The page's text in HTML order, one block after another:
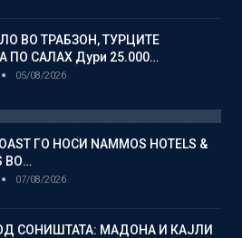
ВО ТРАБЗОН, ТУРЦИТЕ
ПО САЛАХ Дури 25.000…
05/08/2026
ГО НОСИ NAMMOS HOTELS &
ВО…
07/08/2026
СОНИШТАТА: МАДОНА И КАЈЛИ